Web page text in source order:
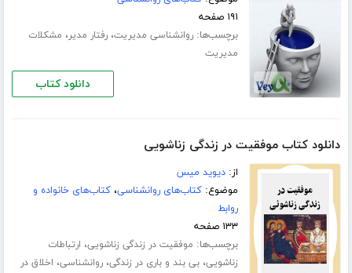
۱۹۱ صفحه
برچسب‌ها:روانشناسی مدیریت،رفتار مدیر، مشکلات
مدیریت
دانلود کتاب
دانلود کتاب موفقیت در زندگی زناشویی
از:دیوید میس
موضوع:کتاب‌های روانشناسی،کتاب‌های خانواده و
روابط
۱۳۳ صفحه
برچسب‌ها: موفقیت در زندگی زناشویی، ارتباطات
زناشویی،بی بند و باری در زندگی،روانشناسی، اخلاق در